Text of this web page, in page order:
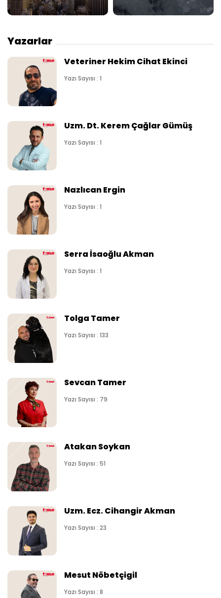
Yazarlar
Veteriner Hekim Cihat Ekinci
Yazı Sayısı : 1
Uzm. Dt. Kerem Çağlar Gümüş
Yazı Sayısı : 1
Nazlıcan Ergin
Yazı Sayısı : 1
Serra İsaoğlu Akman
Yazı Sayısı : 1
Tolga Tamer
Yazı Sayısı : 133
Sevcan Tamer
Yazı Sayısı : 79
Atakan Soykan
Yazı Sayısı : 51
Uzm. Ecz. Cihangir Akman
Yazı Sayısı : 23
Mesut Nöbetçigil
Yazı Sayısı : 8